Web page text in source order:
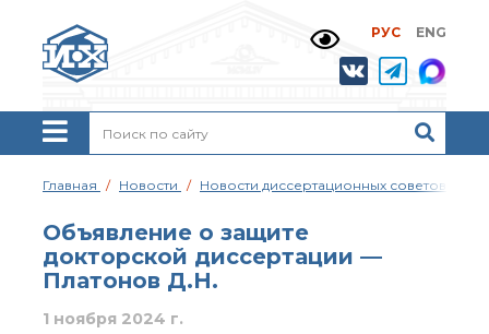
РУС ENG
Жизнь и выдающиеся
моменты научной
деятельности
Н. Д. Зелинского
История ИОХ РАН
Администрация
Научные школы
Подразделения
института
РАН
Главная Новости Новости диссертационных советов
Объявление о защите
докторской диссертации —
Платонов Д.Н.
1 ноября 2024 г.